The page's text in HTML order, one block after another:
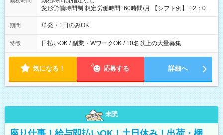
変形労働時間制 想定労働時間160時間/月 【シフト例】 12：00
～22：00
期間 単発・1日のみOK
特徴 日払いOK / 副業・WワークOK / 10名以上の大量募集
気になる！ 応募する 詳細へ
未読
座り仕事！給与即払いOK！土日休み！出荷・梱